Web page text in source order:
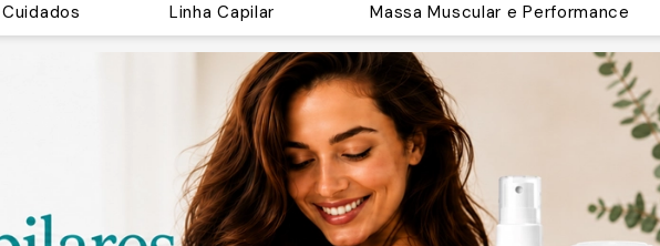
Linha Capilar Massa Muscular e Performance